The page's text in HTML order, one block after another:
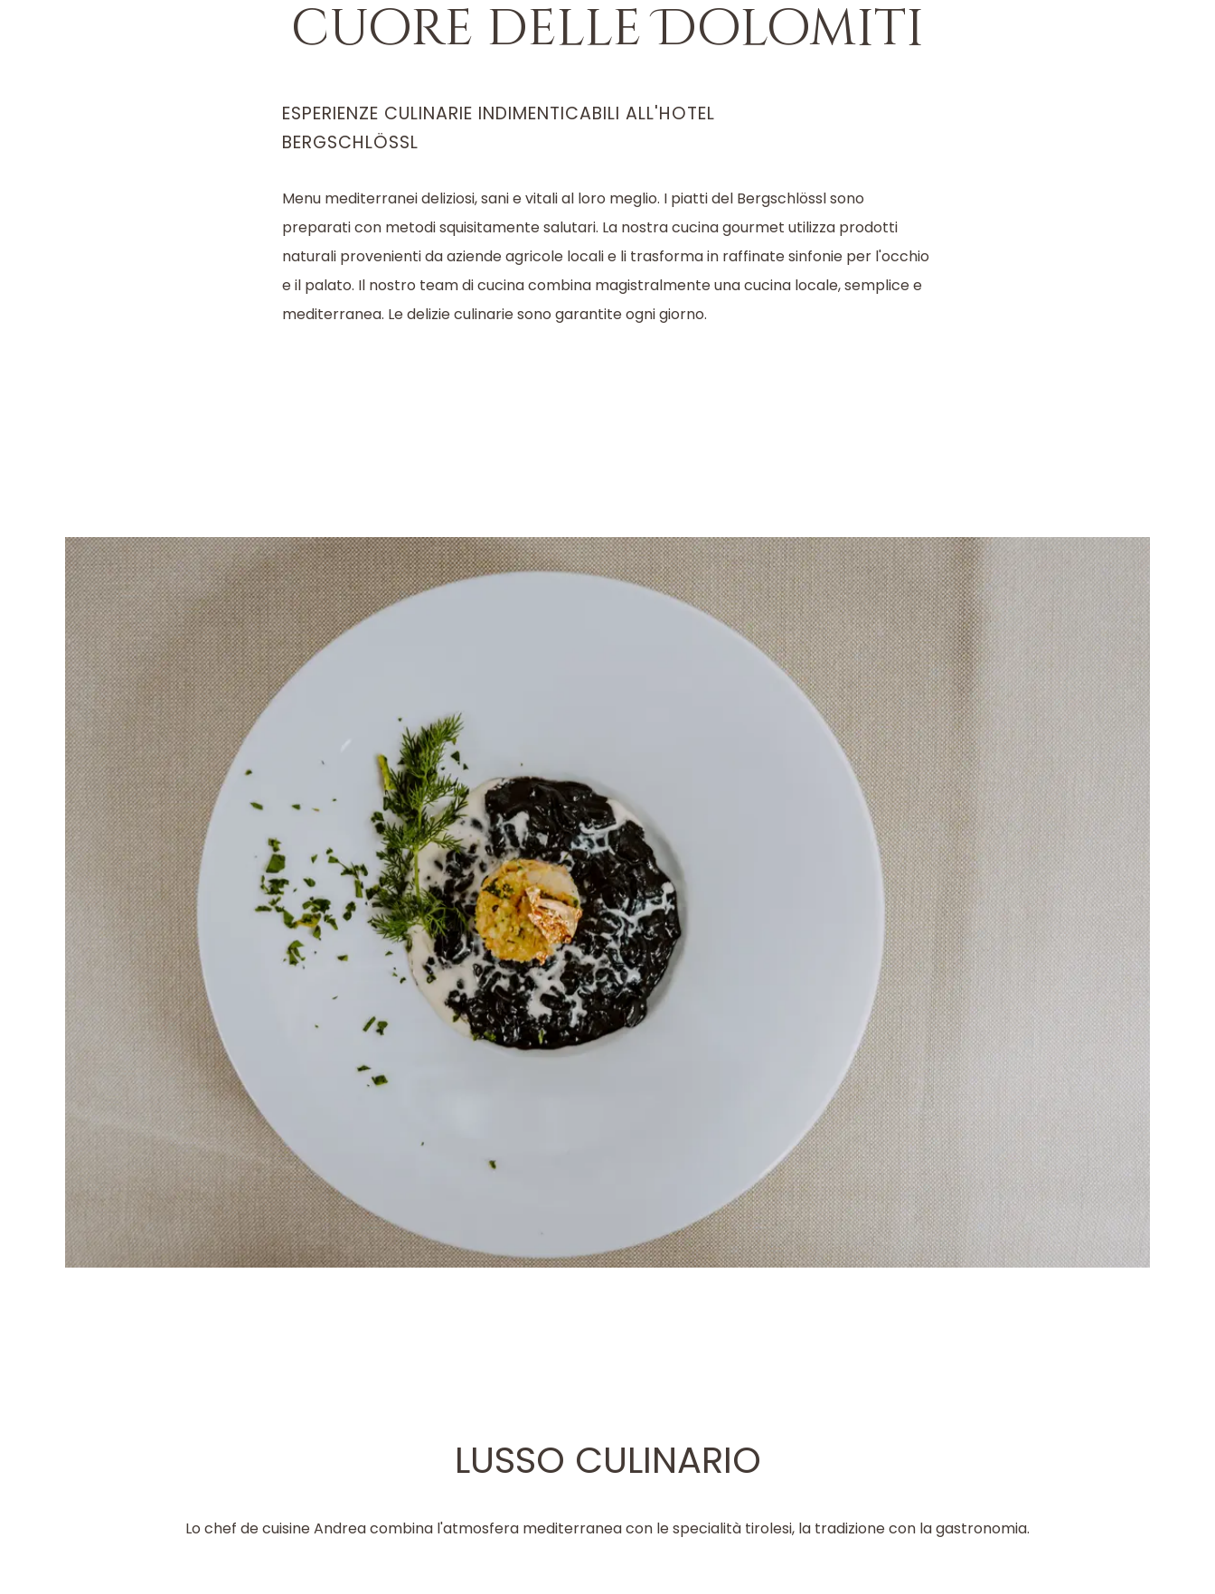
cuore delle Dolomiti
ESPERIENZE CULINARIE INDIMENTICABILI ALL'HOTEL
BERGSCHLÖSSL
Menu mediterranei deliziosi, sani e vitali al loro meglio. I piatti del Bergschlössl sono
preparati con metodi squisitamente salutari. La nostra cucina gourmet utilizza prodotti
naturali provenienti da aziende agricole locali e li trasforma in raffinate sinfonie per l'occhio
e il palato. Il nostro team di cucina combina magistralmente una cucina locale, semplice e
mediterranea. Le delizie culinarie sono garantite ogni giorno.
LUSSO CULINARIO
Lo chef de cuisine Andrea combina l'atmosfera mediterranea con le specialità tirolesi, la tradizione con la gastronomia.